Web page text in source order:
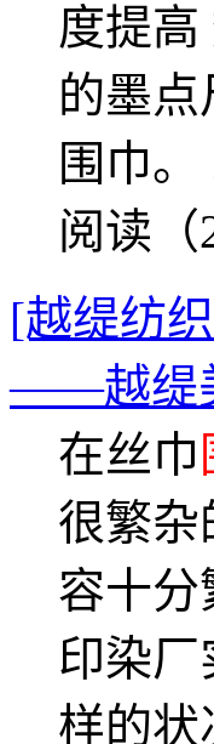
度提
的墨
围巾
阅读（
[越缇纺
——越缇
在丝巾
很繁杂
容十分
印染
样的状